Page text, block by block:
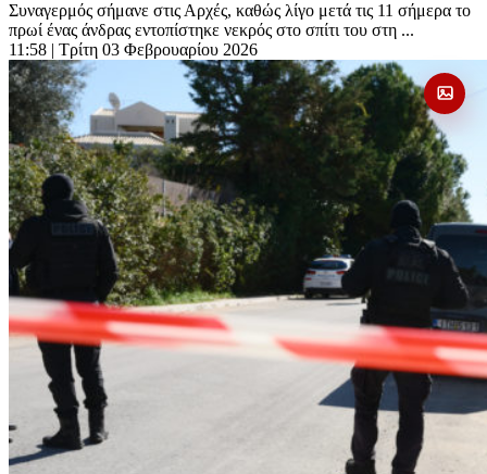
Συναγερμός σήμανε στις Αρχές, καθώς λίγο μετά τις 11 σήμερα το
πρωί ένας άνδρας εντοπίστηκε νεκρός στο σπίτι του στη ...
11:58 | Τρίτη 03 Φεβρουαρίου 2026